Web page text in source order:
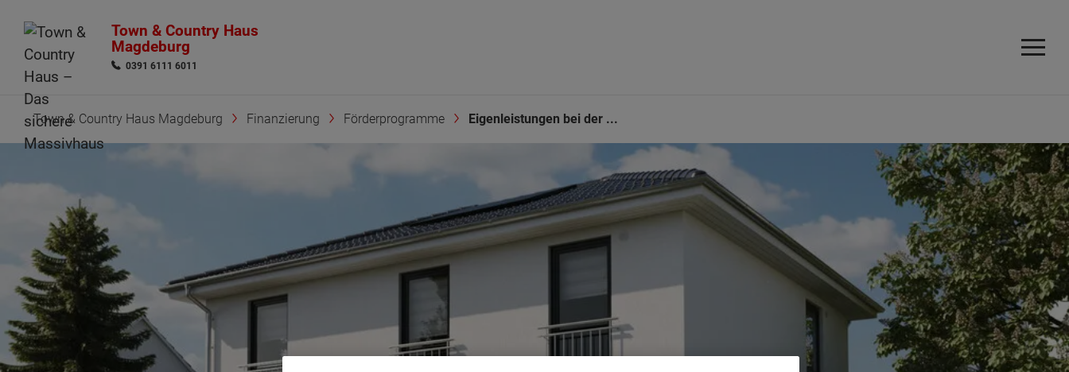
Town & Country Haus
Magdeburg
0391 6111 6011
Town & Country Haus Magdeburg Finanzierung Förderprogramme Eigenleistungen bei der ...